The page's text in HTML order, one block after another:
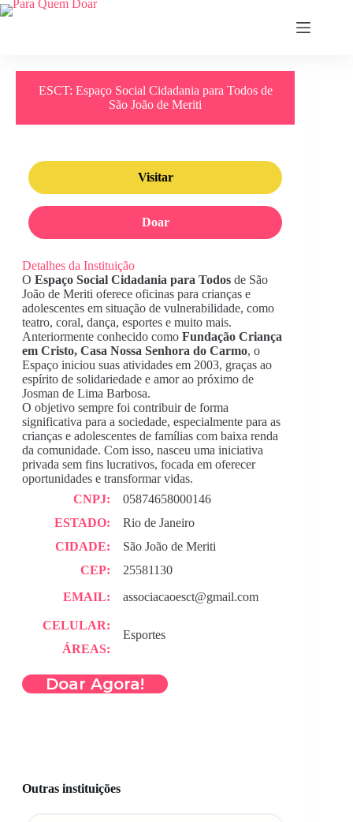
Pular
para
ESCT: Espaço Social Cidadania para Todos de
São João de Meriti
Visitar
Doar
Detalhes da Instituição
O Espaço Social Cidadania para Todos de São
João de Meriti oferece oficinas para crianças e
adolescentes em situação de vulnerabilidade, como
teatro, coral, dança, esportes e muito mais.
Anteriormente conhecido como Fundação Criança
em Cristo, Casa Nossa Senhora do Carmo, o
Espaço iniciou suas atividades em 2003, graças ao
espírito de solidariedade e amor ao próximo de
Josman de Lima Barbosa.
O objetivo sempre foi contribuir de forma
significativa para a sociedade, especialmente para as
crianças e adolescentes de famílias com baixa renda
da comunidade. Com isso, nasceu uma iniciativa
privada sem fins lucrativos, focada em oferecer
oportunidades e transformar vidas.
CNPJ:
ESTADO:
CIDADE:
CEP:
EMAIL:
05874658000146
Rio de Janeiro
São João de Meriti
25581130
associacaoesct@gmail.com
CELULAR:
ÁREAS:
Esportes
Doar Agora!
Outras instituições